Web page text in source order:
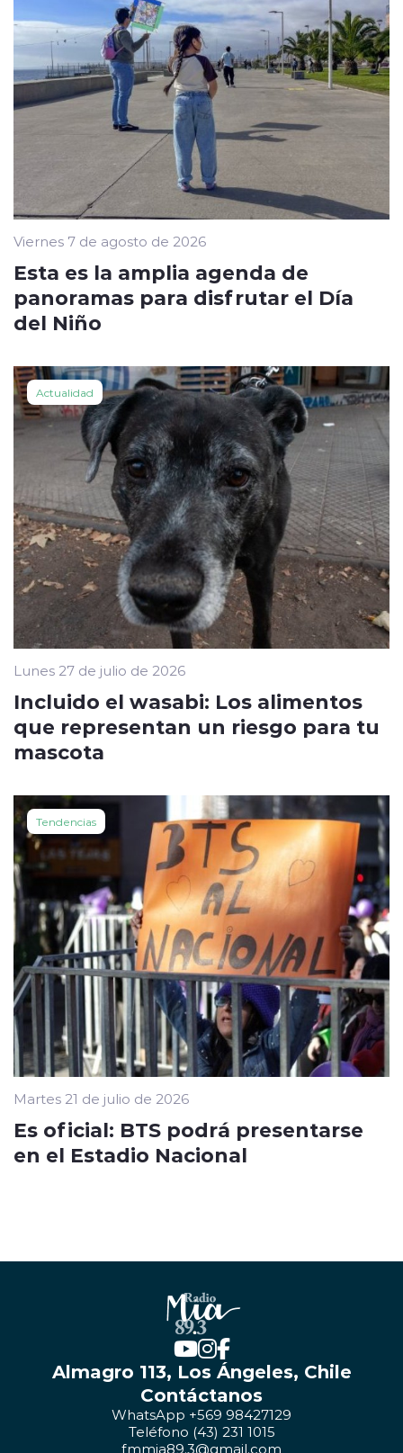
Viernes 7 de agosto de 2026
Esta es la amplia agenda de
panoramas para disfrutar el Día
del Niño
Actualidad
Lunes 27 de julio de 2026
Incluido el wasabi: Los alimentos
que representan un riesgo para tu
mascota
Tendencias
Martes 21 de julio de 2026
Es oficial: BTS podrá presentarse
en el Estadio Nacional
Almagro 113, Los Ángeles, Chile
Contáctanos
WhatsApp +569 98427129
Teléfono (43) 231 1015
fmmia89.3@gmail.com